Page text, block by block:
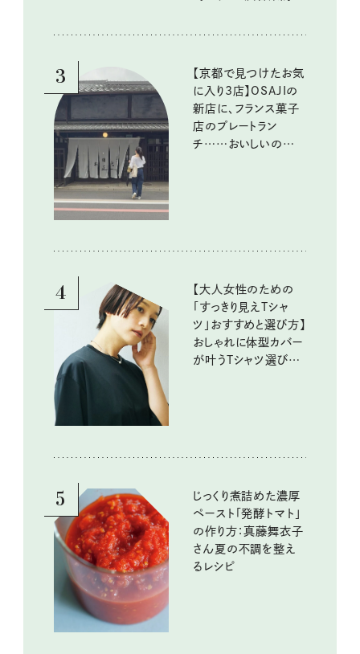
3
【京都で見つけたお気
に入り3店】OSAJIの
新店に、フランス菓子
店のプレートラン
チ……おいしいのんび
4
【大人女性のための
「すっきり見えTシャ
ツ」おすすめと選び方】
おしゃれに体型カバー
が叶うTシャツ選びの
5
じっくり煮詰めた濃厚
ペースト「発酵トマト」
の作り方：真藤舞衣子
さん夏の不調を整え
るレシピ